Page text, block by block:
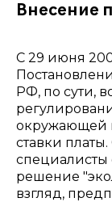
Внесение
С 29 июня
РФ, по сути,
окружающей
ставки
специалисты
решение
взгляд,